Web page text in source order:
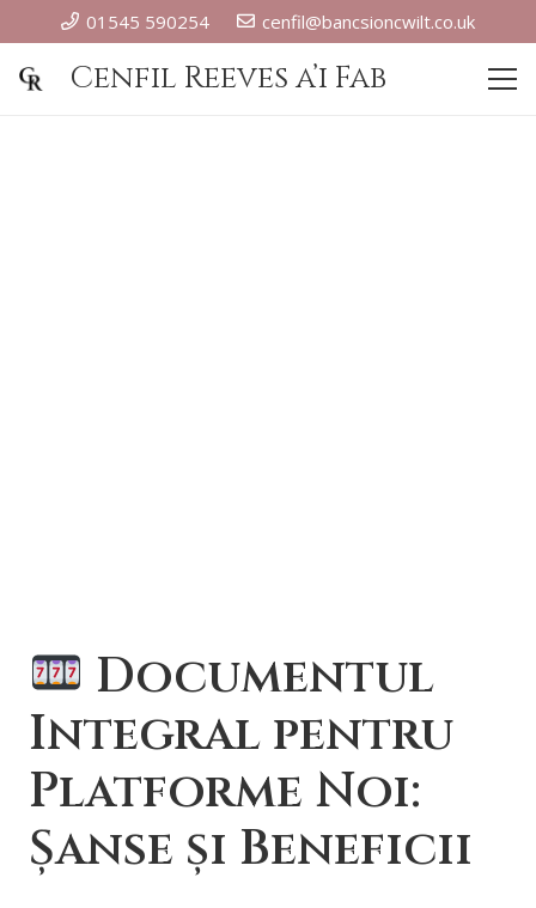
01545 590254 cenfil@bancsioncwilt.co.uk
Cenfil Reeves a’i Fab
Documentul
Integral pentru
Platforme Noi:
Șanse și Beneficii